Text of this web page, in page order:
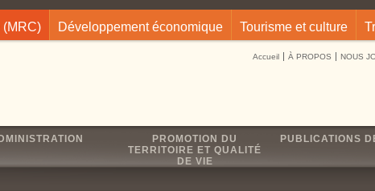
(MRC) Développement économique Tourisme et culture
Accueil À PROPOS NOUS
PROMOTION DU
TERRITOIRE ET QUALITÉ
DE VIE
PUBLICATIONS